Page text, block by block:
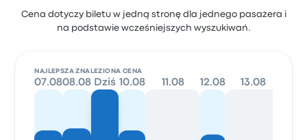
Cena dotyczy biletu w jedną stronę dla jednego pasażera i
na podstawie wcześniejszych wyszukiwań.
NAJLEPSZA ZNALEZIONA CENA
07.0808.08 Dziś 10.08 11.08 12.08 13.08